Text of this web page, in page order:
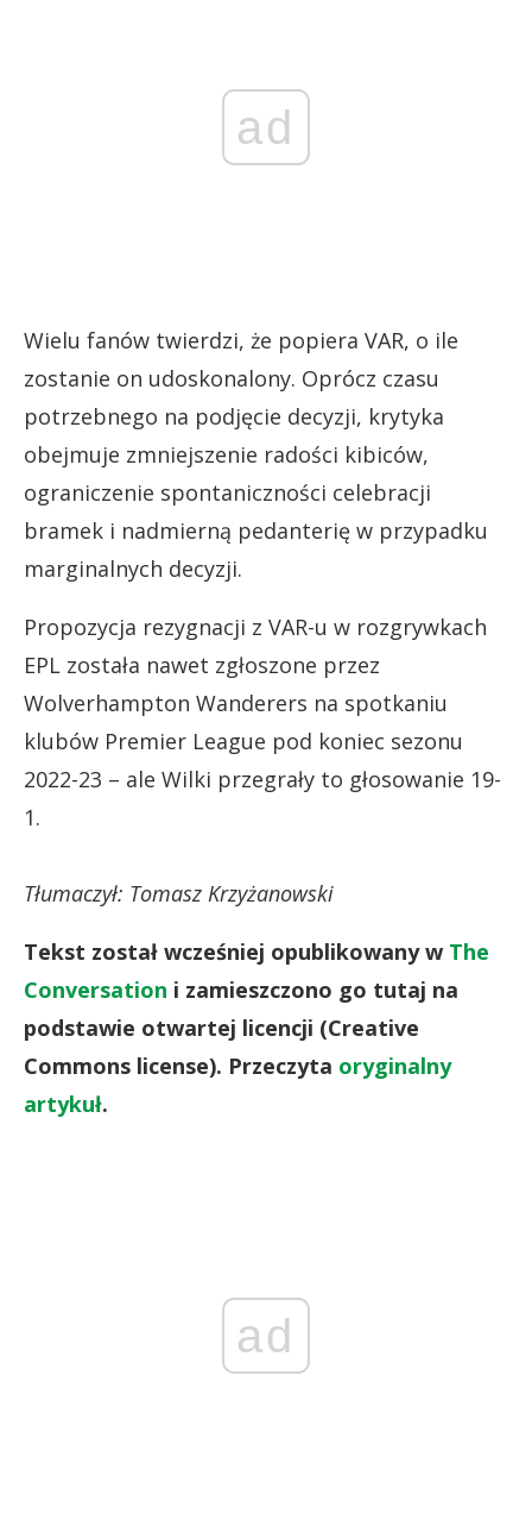
ad
Wielu fanów twierdzi, że popiera VAR, o ile
zostanie on udoskonalony. Oprócz czasu
potrzebnego na podjęcie decyzji, krytyka
obejmuje zmniejszenie radości kibiców,
ograniczenie spontaniczności celebracji
bramek i nadmierną pedanterię w przypadku
marginalnych decyzji.
Propozycja rezygnacji z VAR-u w rozgrywkach
EPL została nawet zgłoszone przez
Wolverhampton Wanderers na spotkaniu
klubów Premier League pod koniec sezonu
2022-23 – ale Wilki przegrały to głosowanie 19-
1.
Tłumaczył: Tomasz Krzyżanowski
Tekst został wcześniej opublikowany w The
Conversation i zamieszczono go tutaj na
podstawie otwartej licencji (Creative
Commons license). Przeczyta oryginalny
artykuł.
ad